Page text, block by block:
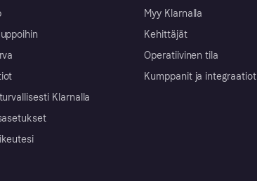
Klarnalla
Myy Klarnalla
Kehittäjät
Operatiivinen tila
Kumppanit ja integraatiot